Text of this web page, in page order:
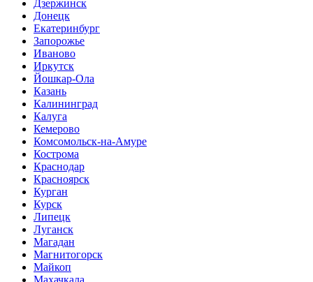
Дзержинск
Донецк
Екатеринбург
Запорожье
Иваново
Иркутск
Йошкар-Ола
Казань
Калининград
Калуга
Кемерово
Комсомольск-на-Амуре
Кострома
Краснодар
Красноярск
Курган
Курск
Липецк
Луганск
Магадан
Магнитогорск
Майкоп